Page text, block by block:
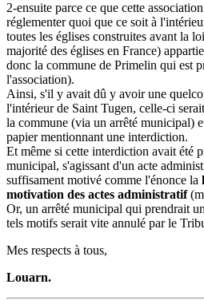
2-ensuite parce ce que cette
réglementer quoi que ce soit à
toutes les églises construites avant la
majorité des églises en France)
donc la commune de Primelin qui est
l'association).
Ainsi, s'il y avait dû y avoir une
l'intérieur de Saint Tugen, celle-ci
la commune (via un arrêté municipal)
papier mentionnant une interdiction.
Et même si cette interdiction avait été
municipal, s'agissant d'un acte
suffisament motivé comme l'énonce la
motivation des actes administratif
Or, un arrêté municipal qui prendrait
tels motifs serait vite annulé par le
Mes respects à tous,
Louarn.